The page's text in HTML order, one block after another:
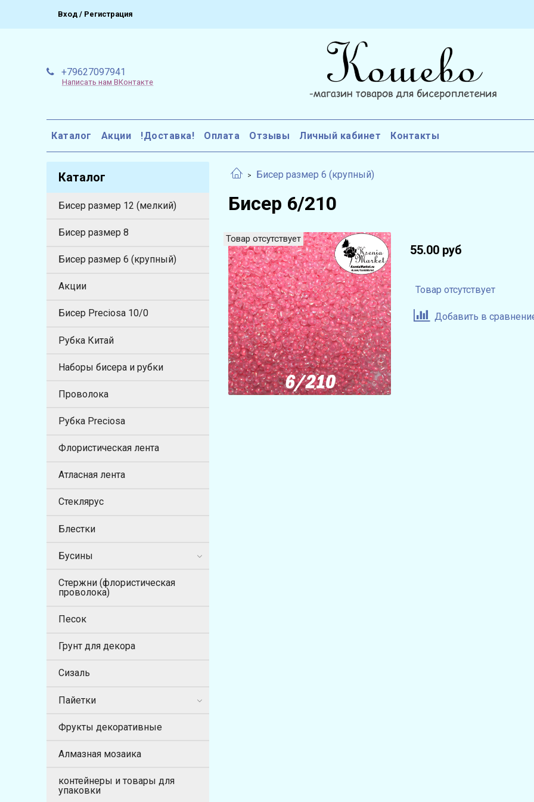
Вход / Регистрация
+79627097941
Написать нам ВКонтакте
Каталог Акции !Доставка! Оплата Отзывы Личный кабинет Контакты
Бисер размер 6 (крупный)
Бисер 6/210
Товар отсутствует
55.00 руб
Товар отсутствует
Добавить в
Каталог
Бисер размер 12 (мелкий)
Бисер размер 8
Бисер размер 6 (крупный)
Акции
Бисер Preciosa 10/0
Рубка Китай
Наборы бисера и рубки
Проволока
Рубка Preciosa
Флористическая лента
Атласная лента
Стеклярус
Блестки
Бусины
Стержни (флористическая
проволока)
Песок
Грунт для декора
Сизаль
Пайетки
Фрукты декоративные
Алмазная мозаика
контейнеры и товары для
упаковки